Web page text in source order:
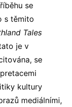
se
s těmito
Tales
je v
se
kultury
mediálními,